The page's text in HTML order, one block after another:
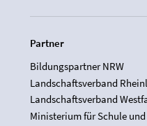
Partner
Bildungspartner NRW
Landschaftsverband
Landschaftsverband
Ministerium für Schule